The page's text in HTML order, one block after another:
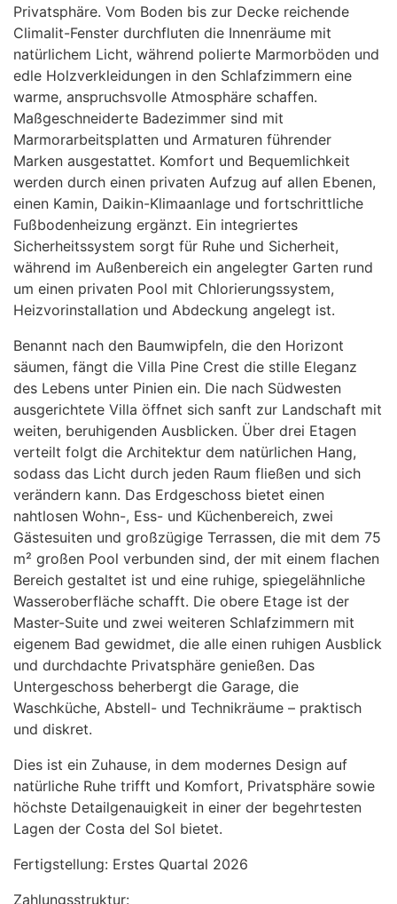
Privatsphäre. Vom Boden bis zur Decke reichende
Climalit-Fenster durchfluten die Innenräume mit
natürlichem Licht, während polierte Marmorböden und
edle Holzverkleidungen in den Schlafzimmern eine
warme, anspruchsvolle Atmosphäre schaffen.
Maßgeschneiderte Badezimmer sind mit
Marmorarbeitsplatten und Armaturen führender
Marken ausgestattet. Komfort und Bequemlichkeit
werden durch einen privaten Aufzug auf allen Ebenen,
einen Kamin, Daikin-Klimaanlage und fortschrittliche
Fußbodenheizung ergänzt. Ein integriertes
Sicherheitssystem sorgt für Ruhe und Sicherheit,
während im Außenbereich ein angelegter Garten rund
um einen privaten Pool mit Chlorierungssystem,
Heizvorinstallation und Abdeckung angelegt ist.
Benannt nach den Baumwipfeln, die den Horizont
säumen, fängt die Villa Pine Crest die stille Eleganz
des Lebens unter Pinien ein. Die nach Südwesten
ausgerichtete Villa öffnet sich sanft zur Landschaft mit
weiten, beruhigenden Ausblicken. Über drei Etagen
verteilt folgt die Architektur dem natürlichen Hang,
sodass das Licht durch jeden Raum fließen und sich
verändern kann. Das Erdgeschoss bietet einen
nahtlosen Wohn-, Ess- und Küchenbereich, zwei
Gästesuiten und großzügige Terrassen, die mit dem 75
m² großen Pool verbunden sind, der mit einem flachen
Bereich gestaltet ist und eine ruhige, spiegelähnliche
Wasseroberfläche schafft. Die obere Etage ist der
Master-Suite und zwei weiteren Schlafzimmern mit
eigenem Bad gewidmet, die alle einen ruhigen Ausblick
und durchdachte Privatsphäre genießen. Das
Untergeschoss beherbergt die Garage, die
Waschküche, Abstell- und Technikräume – praktisch
und diskret.
Dies ist ein Zuhause, in dem modernes Design auf
natürliche Ruhe trifft und Komfort, Privatsphäre sowie
höchste Detailgenauigkeit in einer der begehrtesten
Lagen der Costa del Sol bietet.
Fertigstellung: Erstes Quartal 2026
Zahlungsstruktur: